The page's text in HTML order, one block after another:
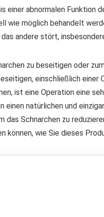
einer abnormalen Funktion
wie möglich behandelt
andere stört,
zu beseitigen oder
einschließlich einer
ist eine Operation eine
natürlichen und
das Schnarchen zu
wie Sie dieses